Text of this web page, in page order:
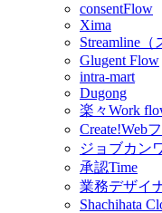
consentFlow
Xima
Streamline（
Glugent Flow
intra-mart
Dugong
楽々Work
Create!Web
ジョブカン
承認Time
業務デザイ
Shachihata